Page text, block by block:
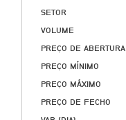
SETOR
VOLUME
PREÇO DE ABERTURA
PREÇO MÍNIMO
PREÇO MÁXIMO
PREÇO DE FECHO